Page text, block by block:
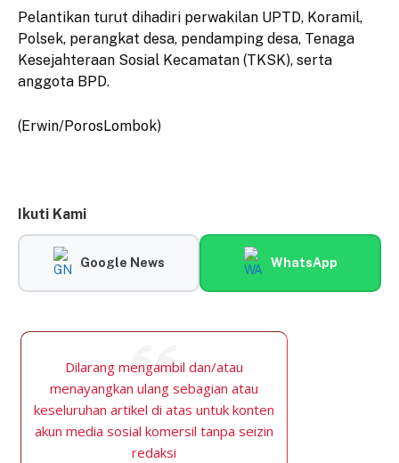
Pelantikan turut dihadiri perwakilan UPTD, Koramil,
Polsek, perangkat desa, pendamping desa, Tenaga
Kesejahteraan Sosial Kecamatan (TKSK), serta
anggota BPD.
(Erwin/PorosLombok)
Ikuti Kami
Google News WhatsApp
Dilarang mengambil dan/atau
menayangkan ulang sebagian atau
keseluruhan artikel di atas untuk konten
akun media sosial komersil tanpa seizin
redaksi